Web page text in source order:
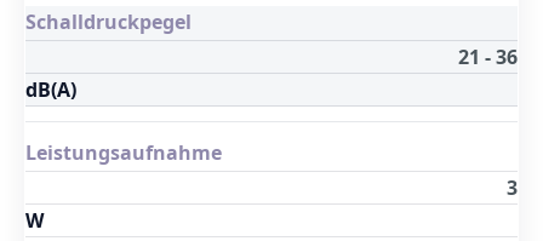
Schalldruckpegel
21 - 36
dB(A)
Leistungsaufnahme
3
W